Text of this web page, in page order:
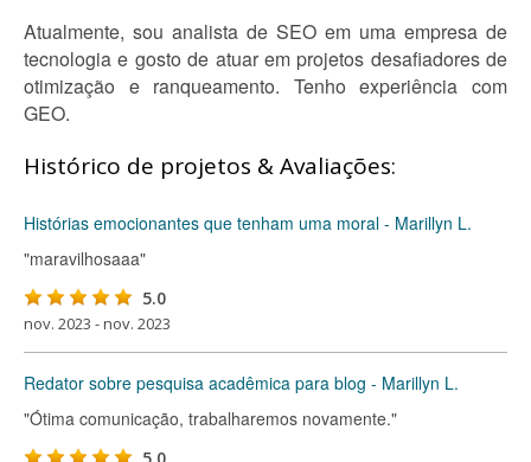
Atualmente, sou analista de SEO em uma empresa de
tecnologia e gosto de atuar em projetos desafiadores de
otimização e ranqueamento. Tenho experiência com
GEO.
Histórico de projetos & Avaliações:
Histórias emocionantes que tenham uma moral - Marillyn L.
"maravilhosaaa"
5.0
nov. 2023 - nov. 2023
Redator sobre pesquisa acadêmica para blog - Marillyn L.
"Ótima comunicação, trabalharemos novamente."